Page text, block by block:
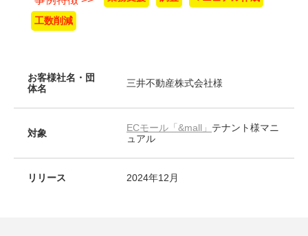
工数削減
お客様社名・団
体名
三井不動産株式会社様
対象 ECモール「&mall」 テナント様マニ
ュアル
リリース 2024年12月